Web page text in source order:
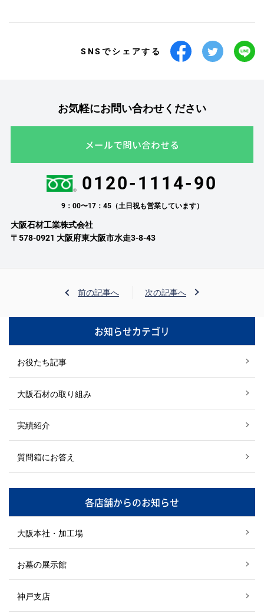
SNSでシェアする
お気軽にお問い合わせください
メールで問い合わせる
0120-1114-90
9：00〜17：45（土日祝も営業しています）
大阪石材工業株式会社
〒578-0921 大阪府東大阪市水走3-8-43
前の記事へ 次の記事へ
お知らせカテゴリ
お役たち記事
大阪石材の取り組み
実績紹介
質問箱にお答え
各店舗からのお知らせ
大阪本社・加工場
お墓の展示館
神戸支店